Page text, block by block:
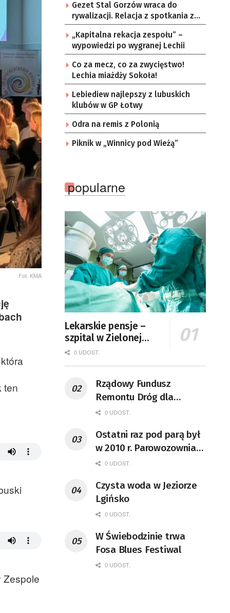
Fot. KMA
ten
Zespole
Gezet Stal Gorzów wraca do
rywalizacji. Relacja z spotkania z
częstochowskimi lwami u nas!
„Kapitalna rekacja zespołu” –
wypowiedzi po wygranej Lechii
Co za mecz, co za zwycięstwo!
Lechia miażdży Sokoła!
Lebiediew najlepszy z lubuskich
klubów w GP Łotwy
Odra na remis z Polonią
Piknik w „Winnicy pod Wieżą”
popularne
Lekarskie pensje –
szpital w Zielonej
Górze podaje dane
0 UDOST.
Rządowy Fundusz
Remontu Dróg dla
województwa lubuskiego
0 UDOST.
Ostatni raz pod parą był
w 2010 r. Parowozownia
Wolsztyn rozpocznie
65
0 UDOST.
Czysta woda w Jeziorze
Lgińsko
0 UDOST.
W Świebodzinie trwa
Fosa Blues Festiwal
0 UDOST.